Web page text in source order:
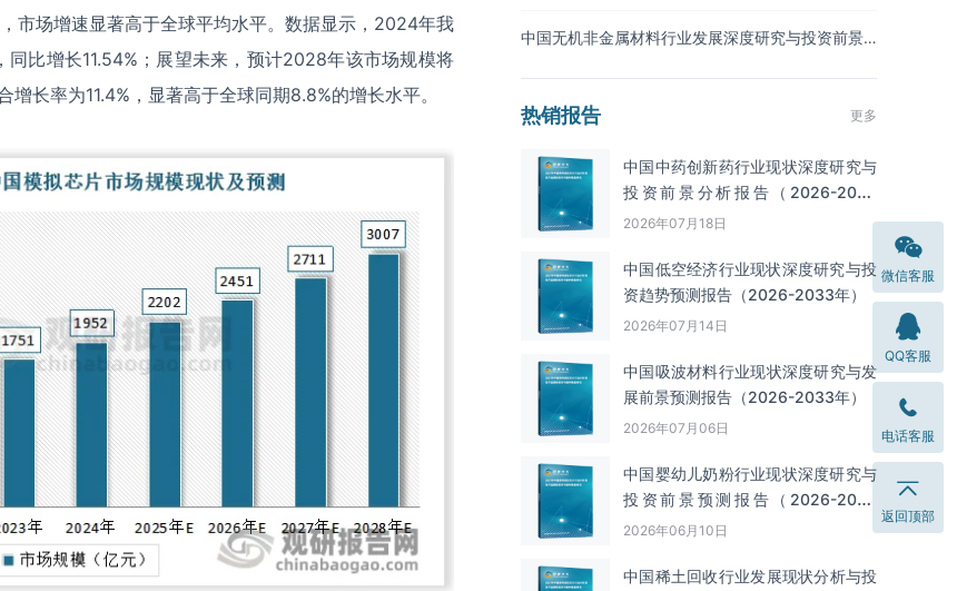
市场增速显著高于全球平均水平。数据显示，2024年我
比增长11.54%；展望未来，预计2028年该市场规模将
长率为11.4%，显著高于全球同期8.8%的增长水平。
中国无机非金属材料行业发展深度研究与投资前景
热销报告 更多
中国中药创新药行业现状深度研究与
投资前景分析报告（2026-2033
年）
2026年07月18日
中国低空经济行业现状深度研究与投
资趋势预测报告（2026-2033年）
2026年07月14日
中国吸波材料‌‌‌行业现状深度研究与发
展前景预测报告（2026-2033年）
2026年07月06日
中国婴幼儿奶粉行业现状深度研究与
投资前景预测报告（2026-2033
年）
2026年06月10日
中国‌‌稀土回收‌‌行业发展现状分析与投
微信客服
QQ客服
电话客服
返回顶部